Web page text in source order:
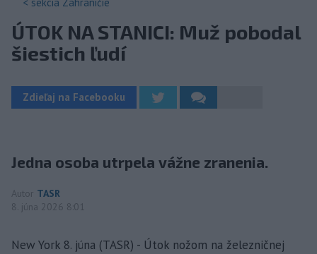
ÚTOK NA STANICI: Muž pobodal
šiestich ľudí
Zdieľaj na Facebooku
Jedna osoba utrpela vážne zranenia.
Autor TASR
8. júna 2026 8:01
New York 8. júna (TASR) - Útok nožom na železničnej